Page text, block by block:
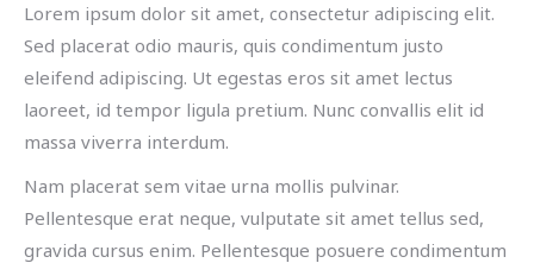
Lorem ipsum dolor sit amet, consectetur adipiscing elit.
Sed placerat odio mauris, quis condimentum justo
eleifend adipiscing. Ut egestas eros sit amet lectus
laoreet, id tempor ligula pretium. Nunc convallis elit id
massa viverra interdum.
Nam placerat sem vitae urna mollis pulvinar.
Pellentesque erat neque, vulputate sit amet tellus sed,
gravida cursus enim. Pellentesque posuere condimentum